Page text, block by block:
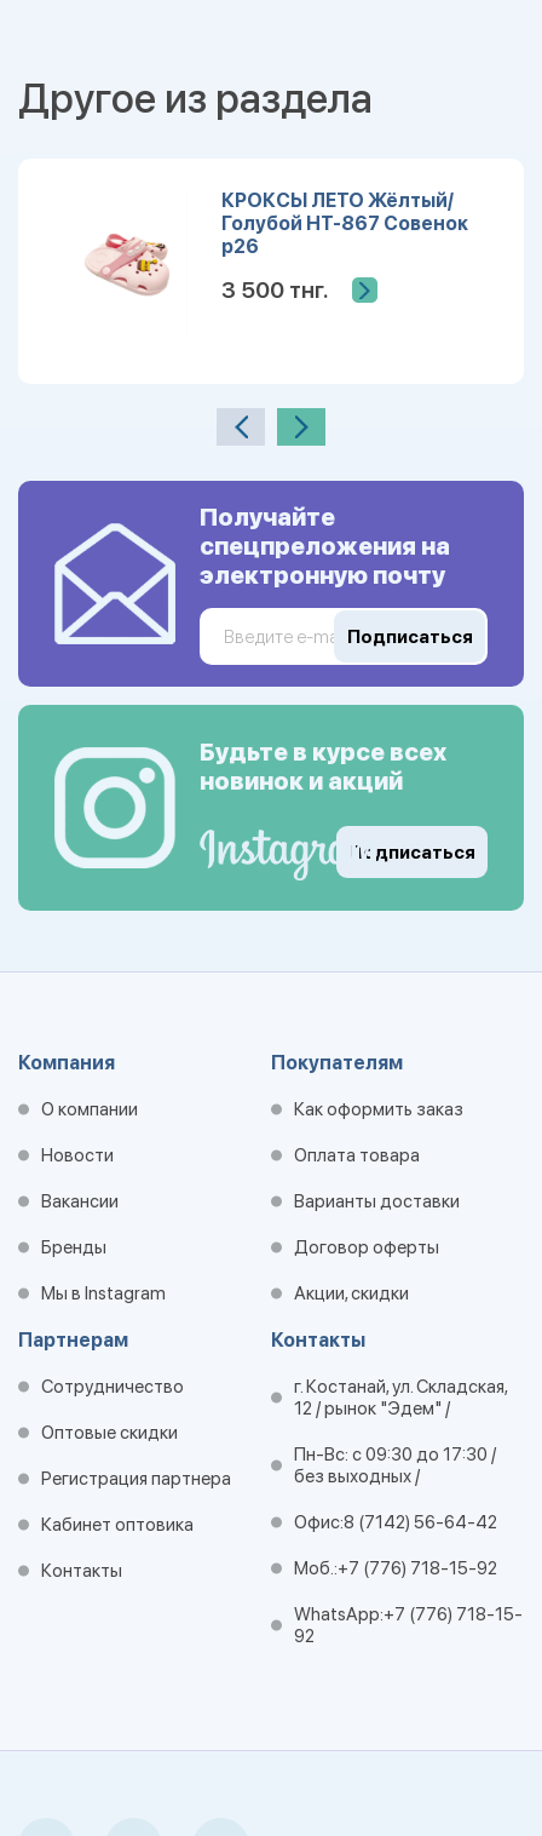
Другое из раздела
КРОКСЫ ЛЕТО Жёлтый/
Голубой HT-867 Совенок
р26
3 500 тнг.
Получайте
спецпреложения на
электронную почту
Подписаться
Будьте в курсе всех
новинок и акций
Подписаться
Компания
О компании
Новости
Вакансии
Бренды
Мы в Instagram
Покупателям
Как оформить заказ
Оплата товара
Варианты доставки
Договор оферты
Акции, скидки
Партнерам
Сотрудничество
Оптовые скидки
Регистрация партнера
Кабинет оптовика
Контакты
Контакты
г. Костанай, ул. Складская,
12 / рынок "Эдем" /
Пн-Вс: с 09:30 до 17:30 /
без выходных /
Офис:8 (7142) 56-64-42
Моб.:+7 (776) 718-15-92
WhatsApp:+7 (776) 718-15-
92